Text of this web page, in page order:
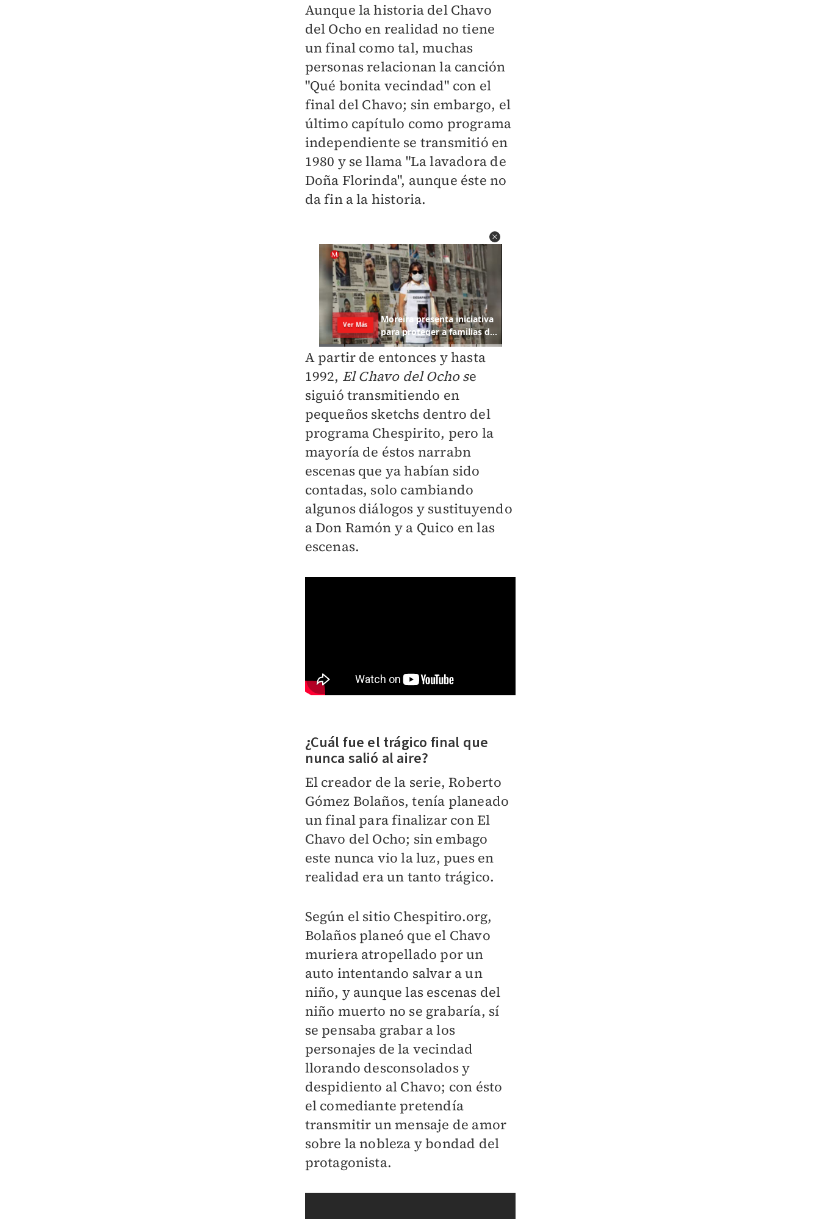
Aunque la historia del Chavo
del Ocho en realidad no tiene
un final como tal, muchas
personas relacionan la canción
"Qué bonita vecindad" con el
final del Chavo; sin embargo, el
último capítulo como programa
independiente se transmitió en
1980 y se llama "La lavadora de
Doña Florinda", aunque éste no
da fin a la historia.
A partir de entonces y hasta
1992, El Chavo del Ocho se
siguió transmitiendo en
pequeños sketchs dentro del
programa Chespirito, pero la
mayoría de éstos narrabn
escenas que ya habían sido
contadas, solo cambiando
algunos diálogos y sustituyendo
a Don Ramón y a Quico en las
escenas.
¿Cuál fue el trágico final que
nunca salió al aire?
El creador de la serie, Roberto
Gómez Bolaños, tenía planeado
un final para finalizar con El
Chavo del Ocho; sin embago
este nunca vio la luz, pues en
realidad era un tanto trágico.
Según el sitio Chespitiro.org,
Bolaños planeó que el Chavo
muriera atropellado por un
auto intentando salvar a un
niño, y aunque las escenas del
niño muerto no se grabaría, sí
se pensaba grabar a los
personajes de la vecindad
llorando desconsolados y
despidiento al Chavo; con ésto
el comediante pretendía
transmitir un mensaje de amor
sobre la nobleza y bondad del
protagonista.